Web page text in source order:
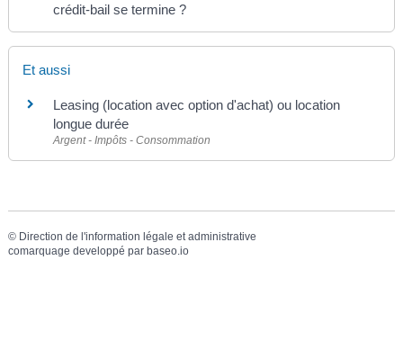
crédit-bail se termine ?
Et aussi
Leasing (location avec option d'achat) ou location
longue durée
Argent - Impôts - Consommation
© Direction de l'information légale et administrative
comarquage developpé par baseo.io